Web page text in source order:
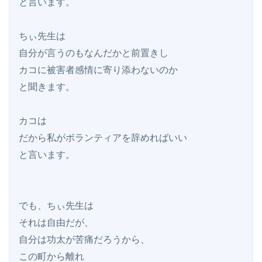
と言います。
ちぃ先生は
自分が言うのもなんだかと前置きし
カコに被害者感情に寄り添わないのか
と聞きます。
カコは
だから私がボランティアを辞めればいい
と言います。
でも、ちぃ先生は
それは自由だが、
自分は功太が苦痛だろうから、
この町から離れ